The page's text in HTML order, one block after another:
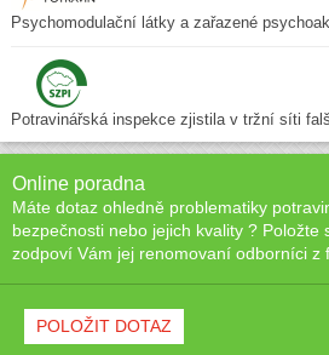
Psychomodulační látky a zařazené
Potravinářská inspekce zjistila v tržní síti
Online poradna
Máte dotaz ohledně problematiky
bezpečnosti nebo jejich kvality ? Položte
zodpoví Vám jej renomovaní odborníci z
POLOŽIT DOTAZ